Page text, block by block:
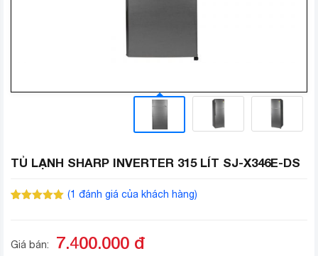
TỦ LẠNH SHARP INVERTER 315 LÍT SJ-X346E-DS
(1 đánh giá của khách hàng)
Giá bán: 7.400.000 đ